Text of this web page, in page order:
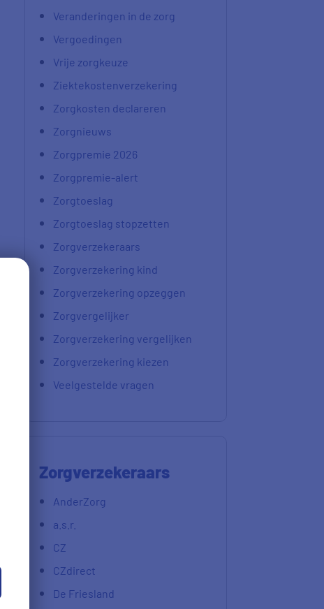
Veranderingen in de zorg
Vergoedingen
Vrije zorgkeuze
Ziektekostenverzekering
Zorgkosten declareren
Zorgnieuws
Zorgpremie 2026
Zorgpremie-alert
Zorgtoeslag
Zorgtoeslag stopzetten
Zorgverzekeraars
Zorgverzekering kind
Zorgverzekering opzeggen
Zorgvergelijker
Zorgverzekering vergelijken
Zorgverzekering kiezen
Veelgestelde vragen
Zorgverzekeraars
AnderZorg
a.s.r.
CZ
CZdirect
De Friesland